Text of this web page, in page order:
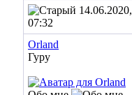
14.06.2020,
07:32
Orland
Гуру